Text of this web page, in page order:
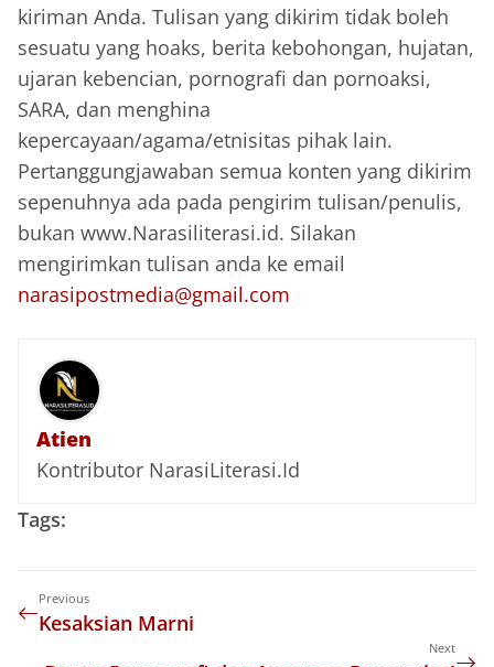
kiriman Anda. Tulisan yang dikirim tidak boleh
sesuatu yang hoaks, berita kebohongan, hujatan,
ujaran kebencian, pornografi dan pornoaksi,
SARA, dan menghina
kepercayaan/agama/etnisitas pihak lain.
Pertanggungjawaban semua konten yang dikirim
sepenuhnya ada pada pengirim tulisan/penulis,
bukan www.Narasiliterasi.id. Silakan
mengirimkan tulisan anda ke email
narasipostmedia@gmail.com
Atien
Kontributor NarasiLiterasi.Id
Tags:
Previous
Kesaksian Marni
Next